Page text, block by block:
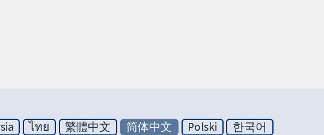
ไทย 繁體中文 简体中文 Polski
한국어